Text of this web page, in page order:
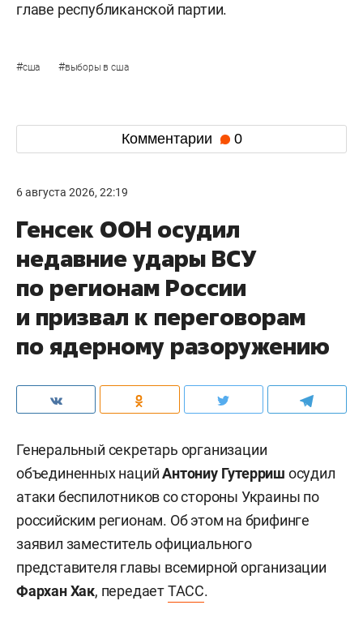
главе республиканской партии.
#сша #выборы в сша
Комментарии 0
6 августа 2026, 22:19
Генсек ООН осудил
недавние удары ВСУ
по регионам России
и призвал к переговорам
по ядерному разоружению
Генеральный секретарь организации
объединенных нацийАнтониу Гутерриш осудил
атаки беспилотников со стороны Украины по
российским регионам. Об этом на брифинге
заявил заместитель официального
представителя главы всемирной организации
Фархан Хак, передаетТАСС.